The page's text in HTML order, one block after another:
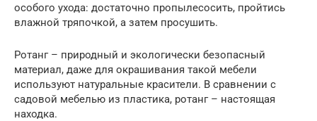
особого ухода: достаточно пропылесосить, пройтись
влажной тряпочкой, а затем просушить.
Ротанг – природный и экологически безопасный
материал, даже для окрашивания такой мебели
используют натуральные красители. В сравнении с
садовой мебелью из пластика, ротанг – настоящая
находка.